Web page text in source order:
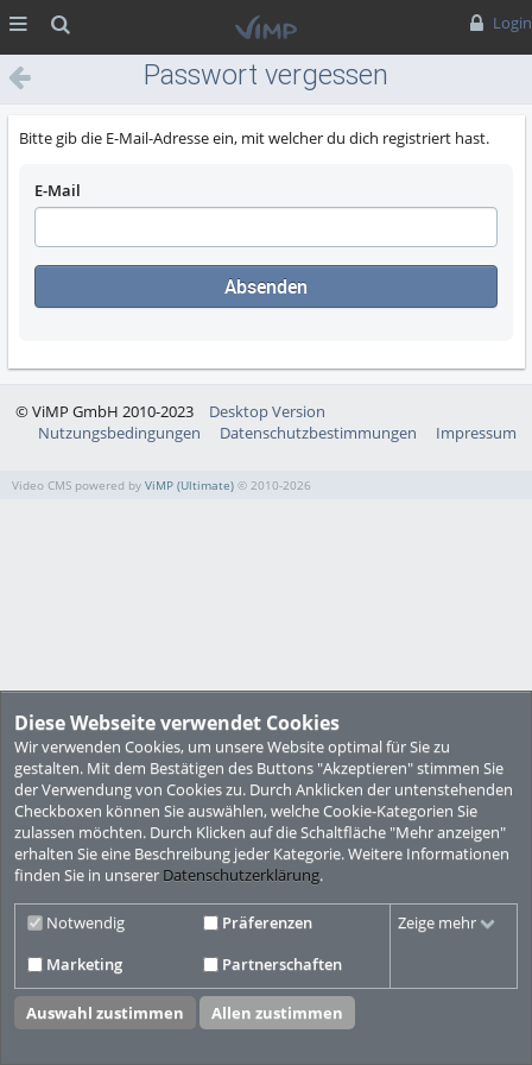
Login
Diese Webseite verwendet Cookies
Wir verwenden Cookies, um unsere Website optimal für Sie zu
gestalten. Mit dem Bestätigen des Buttons "Akzeptieren" stimmen Sie
der Verwendung von Cookies zu. Durch Anklicken der untenstehenden
Checkboxen können Sie auswählen, welche Cookie-Kategorien Sie
zulassen möchten. Durch Klicken auf die Schaltfläche "Mehr anzeigen"
erhalten Sie eine Beschreibung jeder Kategorie. Weitere Informationen
finden Sie in unserer Datenschutzerklärung.
Notwendig
Präferenzen
Marketing
Partnerschaften
Zeige mehr
Auswahl zustimmen Allen zustimmen
Passwort vergessen
Bitte gib die E-Mail-Adresse ein, mit welcher du dich registriert hast.
E-Mail
Absenden
© ViMP GmbH 2010-2023
Desktop Version
Nutzungsbedingungen
Datenschutzbestimmungen Impressum
Video CMS powered byViMP (Ultimate) © 2010-2026